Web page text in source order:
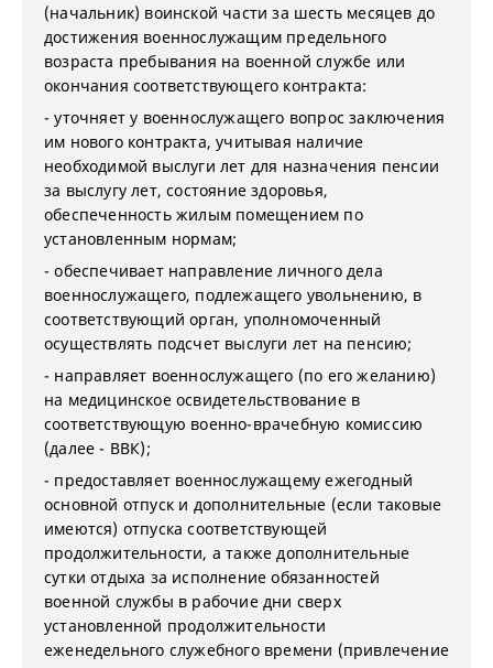
(начальник) воинской части за шесть месяцев до
достижения военнослужащим предельного
возраста пребывания на военной службе или
окончания соответствующего контракта:
- уточняет у военнослужащего вопрос заключения
им нового контракта, учитывая наличие
необходимой выслуги лет для назначения пенсии
за выслугу лет, состояние здоровья,
обеспеченность жилым помещением по
установленным нормам;
- обеспечивает направление личного дела
военнослужащего, подлежащего увольнению, в
соответствующий орган, уполномоченный
осуществлять подсчет выслуги лет на пенсию;
- направляет военнослужащего (по его желанию)
на медицинское освидетельствование в
соответствующую военно-врачебную комиссию
(далее - ВВК);
- предоставляет военнослужащему ежегодный
основной отпуск и дополнительные (если таковые
имеются) отпуска соответствующей
продолжительности, а также дополнительные
сутки отдыха за исполнение обязанностей
военной службы в рабочие дни сверх
установленной продолжительности
еженедельного служебного времени (привлечение